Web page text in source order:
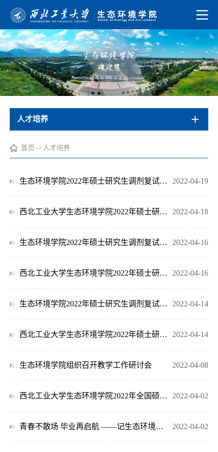
人才培养
首页 -> 人才培养
2022-04-19
生态环境学院2022年硕士研究生调剂复试第三轮补录名单
2022-04-18
西北工业大学生态环境学院2022年硕士研究生调剂复试第三轮预录取名单公示
2022-04-16
生态环境学院2022年硕士研究生调剂复试工作方案-第三轮
2022-04-16
西北工业大学生态环境学院2022年硕士研究生调剂复试第二轮预录取名单公示
2022-04-14
生态环境学院2022年硕士研究生调剂复试工作方案-第二轮
2022-04-14
西北工业大学生态环境学院2022年硕士研究生调剂复试预录取名单公示
2022-04-08
生态环境学院组织召开教学工作研讨会
2022-04-02
西北工业大学生态环境学院2022年全国硕士研究生招生考试预录取名单公示
2022-04-02
青春不散场 毕业再启航 ——记生态环境学院2022年研究生毕业典礼暨学位授予仪式